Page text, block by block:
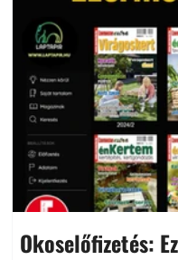
Okoselőfizetés: